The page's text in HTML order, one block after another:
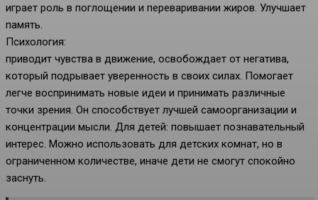
играет роль в поглощении и переваривании жиров. Улучшает
память.
Психология:
приводит чувства в движение, освобождает от негатива,
который подрывает уверенность в своих силах. Помогает
легче воспринимать новые идеи и принимать различные
точки зрения. Он способствует лучшей самоорганизации и
концентрации мысли. Для детей: повышает познавательный
интерес. Можно использовать для детских комнат, но в
ограниченном количестве, иначе дети не смогут спокойно
заснуть.